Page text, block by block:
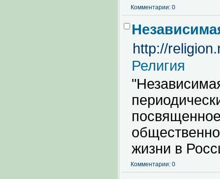
Комментарии: 0
http://
Религия
жизни в
Комментарии: 0